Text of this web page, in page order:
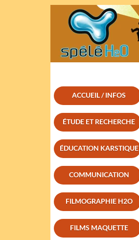
ACCUEIL / INFOS
ÉTUDE ET RECHERCHE
ÉDUCATION KARSTIQUE
COMMUNICATION
FILMOGRAPHIE H2O
FILMS MAQUETTE